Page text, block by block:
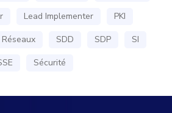
Lead Implementer
PKI
Réseaux SDD SDP
SI
Sécurité